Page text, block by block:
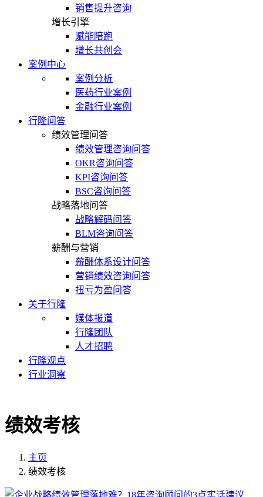
销售提升咨询
增长引擎
赋能陪跑
增长共创会
案例中心
案例分析
医药行业案例
金融行业案例
行隆问答
绩效管理问答
绩效管理咨询问答
OKR咨询问答
KPI咨询问答
BSC咨询问答
战略落地问答
战略解码问答
BLM咨询问答
薪酬与营销
薪酬体系设计问答
营销绩效咨询问答
扭亏为盈问答
关于行隆
媒体报道
行隆团队
人才招聘
行隆观点
行业洞察
绩效考核
主页
绩效考核